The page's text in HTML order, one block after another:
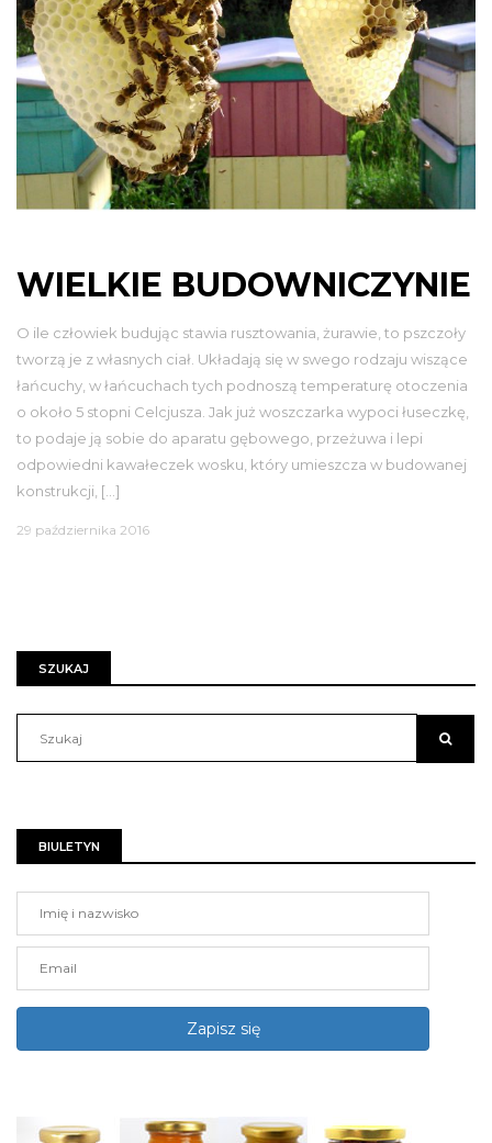
WIELKIE BUDOWNICZYNIE
O ile człowiek budując stawia rusztowania, żurawie, to pszczoły
tworzą je z własnych ciał. Układają się w swego rodzaju wiszące
łańcuchy, w łańcuchach tych podnoszą temperaturę otoczenia
o około 5 stopni Celcjusza. Jak już woszczarka wypoci łuseczkę,
to podaje ją sobie do aparatu gębowego, przeżuwa i lepi
odpowiedni kawałeczek wosku, który umieszcza w budowanej
konstrukcji, […]
29 października 2016
SZUKAJ
BIULETYN